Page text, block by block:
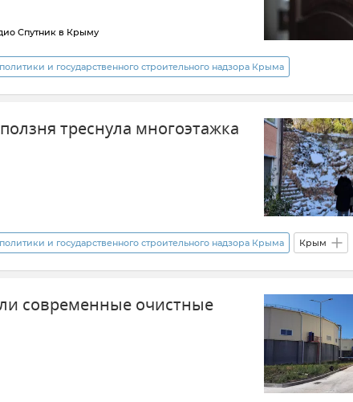
Спутник в Крыму
и государственного строительного надзора Крыма
Общество Строительство Жилье Иван Стефанюк
треснула многоэтажка
и государственного строительного надзора Крыма Крым
Стихия Янина Павленко Происшествия
Жилье Новости Крыма
современные очистные